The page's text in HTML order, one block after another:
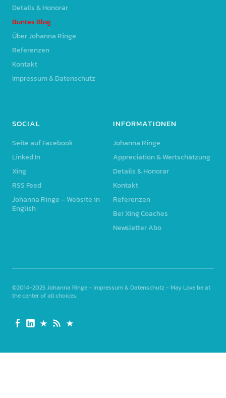
Details & Honorar
Buntes Blog
Über Johanna Ringe
Referenzen
Kontakt
Impressum & Datenschutz
SOCIAL
Seite auf Facebook
Linked In
Xing
RSS Feed
Johanna Ringe – Website in
English
INFORMATIONEN
Johanna Ringe
Appreciation & Wertschätzung
Details & Honorar
Kontakt
Referenzen
Bei Xing Coaches
Newsletter Abo
©2014-2025Johanna Ringe- Impressum & Datenschutz- May Love be at
the center of all choices